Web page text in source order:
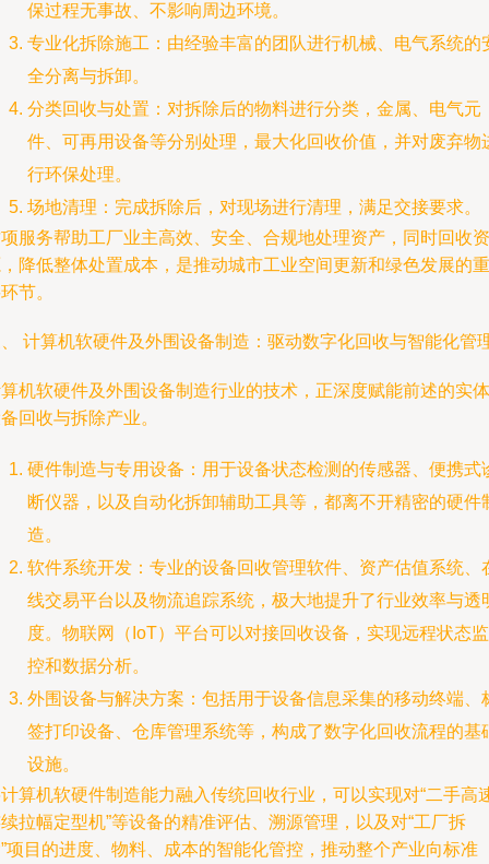
保过程无事故、不影响周边环境。
专业化拆除施工：由经验丰富的团队进行机械、电气系统的
全分离与拆卸。
分类回收与处置：对拆除后的物料进行分类，金属、电气元
件、可再用设备等分别处理，最大化回收价值，并对废弃物
行环保处理。
场地清理：完成拆除后，对现场进行清理，满足交接要求。
服务帮助工厂业主高效、安全、合规地处理资产，同时回收资
降低整体处置成本，是推动城市工业空间更新和绿色发展的重
节。
计算机软硬件及外围设备制造：驱动数字化回收与智能化管
机软硬件及外围设备制造行业的技术，正深度赋能前述的实体
回收与拆除产业。
硬件制造与专用设备：用于设备状态检测的传感器、便携式
断仪器，以及自动化拆卸辅助工具等，都离不开精密的硬件
造。
软件系统开发：专业的设备回收管理软件、资产估值系统、
线交易平台以及物流追踪系统，极大地提升了行业效率与透
度。物联网（IoT）平台可以对接回收设备，实现远程状态监
控和数据分析。
外围设备与解决方案：包括用于设备信息采集的移动终端、
签打印设备、仓库管理系统等，构成了数字化回收流程的基
设施。
算机软硬件制造能力融入传统回收行业，可以实现对“二手高
拉幅定型机”等设备的精准评估、溯源管理，以及对“工厂拆
项目的进度、物料、成本的智能化管控，推动整个产业向标准